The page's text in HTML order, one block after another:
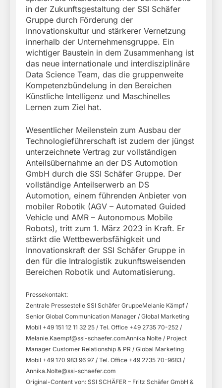
in der Zukunftsgestaltung der SSI Schäfer
Gruppe durch Förderung der
Innovationskultur und stärkerer Vernetzung
innerhalb der Unternehmensgruppe. Ein
wichtiger Baustein in dem Zusammenhang ist
das neue internationale und interdisziplinäre
Data Science Team, das die gruppenweite
Kompetenzbündelung in den Bereichen
Künstliche Intelligenz und Maschinelles
Lernen zum Ziel hat.
Wesentlicher Meilenstein zum Ausbau der
Technologieführerschaft ist zudem der jüngst
unterzeichnete Vertrag zur vollständigen
Anteilsübernahme an der DS Automotion
GmbH durch die SSI Schäfer Gruppe. Der
vollständige Anteilserwerb an DS
Automotion, einem führenden Anbieter von
mobiler Robotik (AGV – Automated Guided
Vehicle und AMR – Autonomous Mobile
Robots), tritt zum 1. März 2023 in Kraft. Er
stärkt die Wettbewerbsfähigkeit und
Innovationskraft der SSI Schäfer Gruppe in
den für die Intralogistik zukunftsweisenden
Bereichen Robotik und Automatisierung.
Pressekontakt:
Zentrale Pressestelle SSI Schäfer GruppeMelanie Kämpf /
Senior Global Communication Manager / Global Marketing
Mobil +49 151 12 11 32 25 / Tel. Office +49 2735 70-252 /
Melanie.Kaempf@ssi-schaefer.comAnnika Nolte / Project
Manager Customer Relationship & PR / Global Marketing
Mobil +49 170 983 96 97 / Tel. Office +49 2735 70-9683 /
Annika.Nolte@ssi-schaefer.com
Original-Content von: SSI SCHÄFER – Fritz Schäfer GmbH &